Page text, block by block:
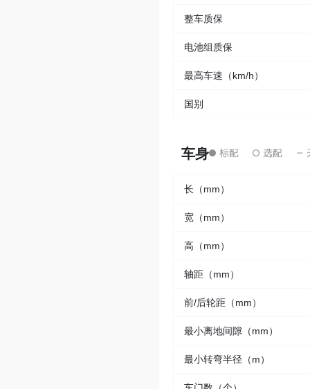
整车质保
电池组质保
最高车速（km/h）
国别
车身
长（mm）
宽（mm）
高（mm）
轴距（mm）
前/后轮距（mm）
最小离地间隙（mm）
最小转弯半径（m）